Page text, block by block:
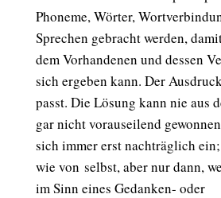
Phoneme, Wörter,
Sprechen gebracht werden,
dem Vorhandenen und dessen
sich ergeben kann. Der
passt. Die Lösung kann nie aus
gar nicht vorauseilend
sich immer erst nachträglich
wie von selbst, aber nur dann,
im Sinn eines Gedanken- oder